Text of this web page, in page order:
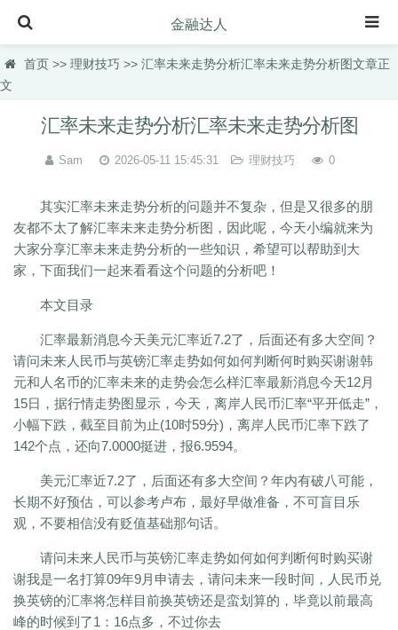
金融达人
首页
理财规划
投资理财
虚拟币快讯
理财百科
理财品种
理财产品
汽车百科
首页 >> 理财技巧 >> 汇率未来走势分析汇率未来走势分析图文章正
文
汇率未来走势分析汇率未来走势分析图
Sam 2026-05-11 15:45:31 理财技巧 0
其实汇率未来走势分析的问题并不复杂，但是又很多的朋
友都不太了解汇率未来走势分析图，因此呢，今天小编就来为
大家分享汇率未来走势分析的一些知识，希望可以帮助到大
家，下面我们一起来看看这个问题的分析吧！
本文目录
汇率最新消息今天美元汇率近7.2了，后面还有多大空间？
请问未来人民币与英镑汇率走势如何如何判断何时购买谢谢韩
元和人名币的汇率未来的走势会怎么样汇率最新消息今天12月
15日，据行情走势图显示，今天，离岸人民币汇率“平开低走”，
小幅下跌，截至目前为止(10时59分)，离岸人民币汇率下跌了
142个点，还向7.0000挺进，报6.9594。
美元汇率近7.2了，后面还有多大空间？年内有破八可能，
长期不好预估，可以参考卢布，最好早做准备，不可盲目乐
观，不要相信没有贬值基础那句话。
请问未来人民币与英镑汇率走势如何如何判断何时购买谢
谢我是一名打算09年9月申请去，请问未来一段时间，人民币兑
换英镑的汇率将怎样目前换英镑还是蛮划算的，毕竟以前最高
峰的时候到了1：16点多，不过你去